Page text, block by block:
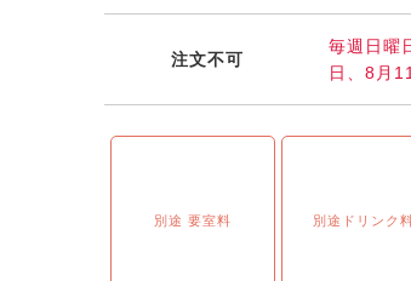
注文不可
毎週日曜
日、8月
別途 要室料 別途ドリンク